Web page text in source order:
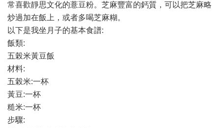
常喜歡靜思文化的薏豆粉。芝麻豐富的鈣質，可以把芝麻略
炒過加在飯上，或者多喝芝麻糊。
以下是我坐月子的基本食譜:
飯類:
五榖米黃豆飯
材料:
五榖米:一杯
黃豆:一杯
糙米:一杯
步驟: